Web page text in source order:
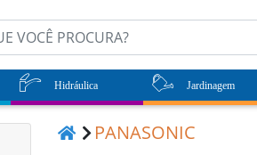
Hidráulica Jardinagem
PANASONIC